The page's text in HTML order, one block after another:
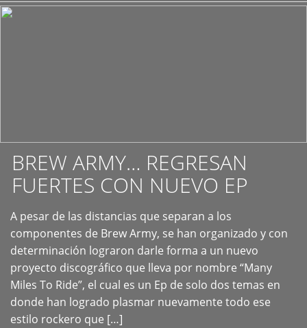
BREW ARMY… REGRESAN
FUERTES CON NUEVO EP
A pesar de las distancias que separan a los
componentes de Brew Army, se han organizado y con
determinación lograron darle forma a un nuevo
proyecto discográfico que lleva por nombre “Many
Miles To Ride”, el cual es un Ep de solo dos temas en
donde han logrado plasmar nuevamente todo ese
estilo rockero que […]
+